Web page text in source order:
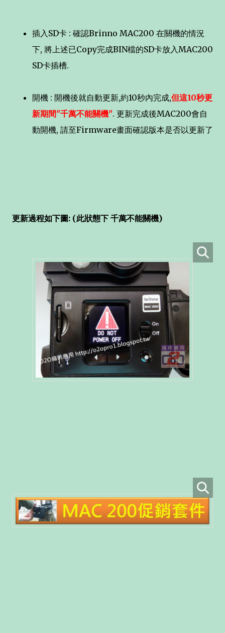
插入SD卡 : 確認Brinno MAC200 在關機的情況
下, 將上述已Copy完成BIN檔的SD卡放入MAC200
SD卡插槽.
開機 : 開機後就自動更新,約10秒內完成,但這10秒更
新期間"千萬不能關機". 更新完成後MAC200會自
動開機, 請至Firmware畫面確認版本是否以更新了
更新過程如下圖: (此狀態下 千萬不能關機)